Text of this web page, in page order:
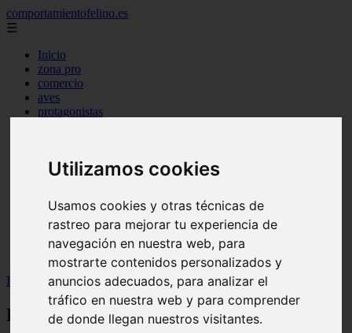
Utilizamos cookies
Usamos cookies y otras técnicas de
rastreo para mejorar tu experiencia de
navegación en nuestra web, para
mostrarte contenidos personalizados y
anuncios adecuados, para analizar el
tráfico en nuestra web y para comprender
de donde llegan nuestros visitantes.
comportamientofelino.es
☰
Inicio
zona pro
comercio
aves
protagonistas
articulos
novedades
tablon de anuncios
uncategorized
zona pro
Inicio gatos2 >Razas de Gatos Más Dormilones 😺
Razas de Gatos Más Dormilones 😺